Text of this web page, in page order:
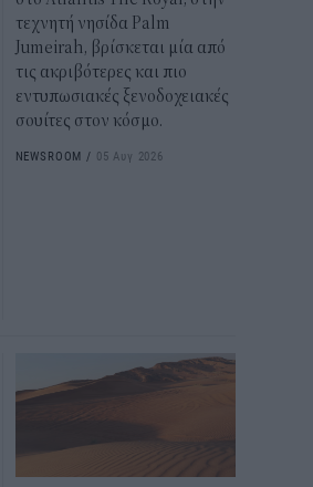
τεχνητή νησίδα Palm
Jumeirah, βρίσκεται μία από
τις ακριβότερες και πιο
εντυπωσιακές ξενοδοχειακές
σουίτες στον κόσμο.
NEWSROOM / 05 Αυγ 2026